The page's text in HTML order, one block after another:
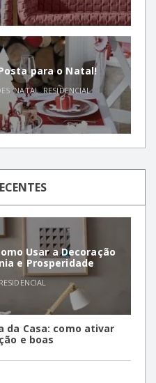
para o Natal!
,NATAL,RESIDENCIAL
Usar a Decoração
e Prosperidade
RESIDENCIAL
da Casa: como ativar
e boas